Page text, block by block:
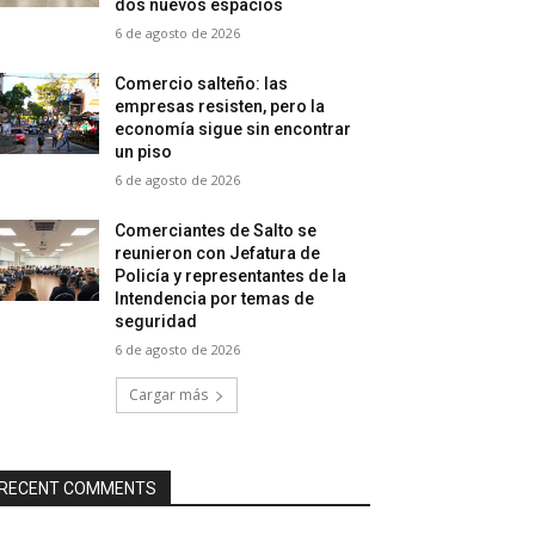
dos nuevos espacios
6 de agosto de 2026
Comercio salteño: las
empresas resisten, pero la
economía sigue sin encontrar
un piso
6 de agosto de 2026
Comerciantes de Salto se
reunieron con Jefatura de
Policía y representantes de la
Intendencia por temas de
seguridad
6 de agosto de 2026
Cargar más
COMMENTS